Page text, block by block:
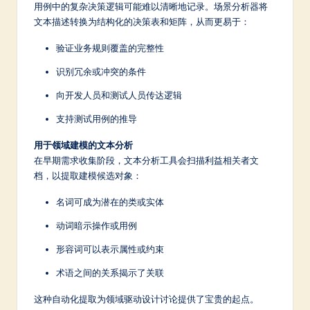
用例中的复杂决策逻辑可能难以清晰地记录。场景分析器将
文本描述转换为结构化的决策表和矩阵，从而更易于：
验证业务规则覆盖的完整性
识别冗余或冲突的条件
向开发人员和测试人员传达逻辑
支持测试用例的推导
用于领域建模的文本分析
在早期需求收集阶段，文本分析工具会扫描利益相关者文
档，以提取建模候选对象：
名词可成为潜在的类或实体
动词暗示操作或用例
形容词可以表示属性或约束
术语之间的关系揭示了关联
这种自动化提取为领域驱动设计讨论提供了宝贵的起点。